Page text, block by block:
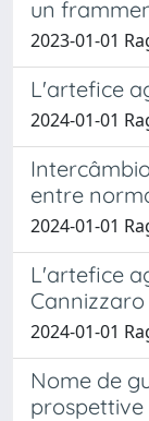
un
2023-01-01
L'artefice
2024-01-01
entre
2024-01-01
L'artefice
Cannizzaro
2024-01-01
Nome de